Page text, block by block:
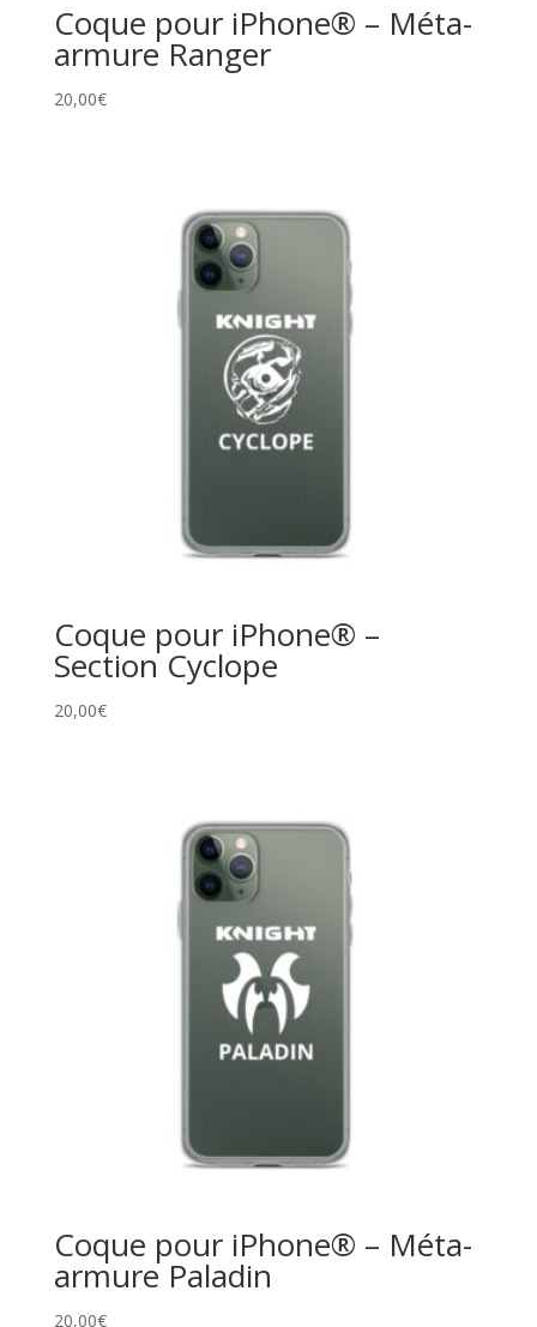
Coque pour iPhone® – Méta-
armure Ranger
20,00€
Coque pour iPhone® –
Section Cyclope
20,00€
Coque pour iPhone® – Méta-
armure Paladin
20,00€